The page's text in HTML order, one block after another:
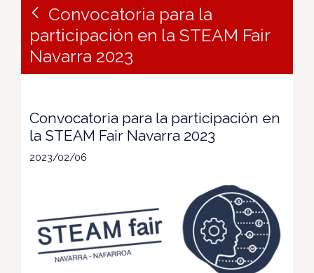
Convocatoria para la
participación en la STEAM Fair
Navarra 2023
Convocatoria para la participación en
la STEAM Fair Navarra 2023
2023/02/06